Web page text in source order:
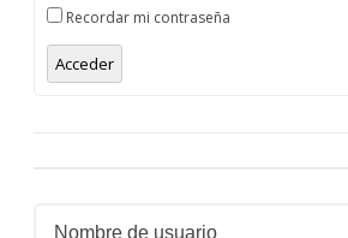
Recordar mi contraseña
Acceder
Nombre de usuario